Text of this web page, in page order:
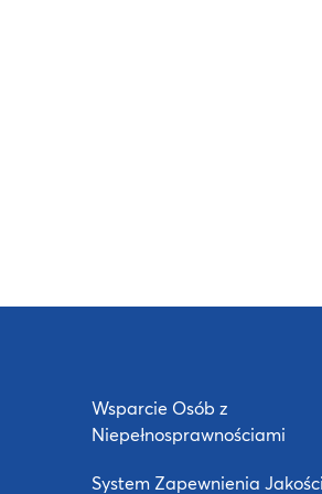
Wsparcie Osób z
Niepełnosprawnościami
System Zapewnienia Jakości